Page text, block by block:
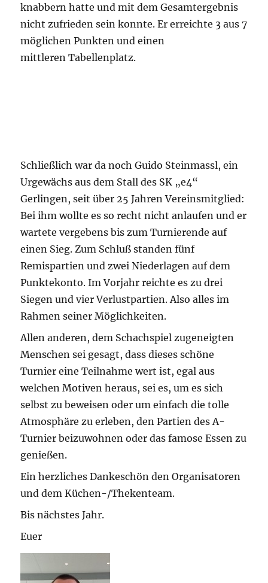
knabbern hatte und mit dem Gesamtergebnis
nicht zufrieden sein konnte. Er erreichte 3 aus 7
möglichen Punkten und einen
mittleren Tabellenplatz.
Schließlich war da noch Guido Steinmassl, ein
Urgewächs aus dem Stall des SK „e4“
Gerlingen, seit über 25 Jahren Vereinsmitglied:
Bei ihm wollte es so recht nicht anlaufen und er
wartete vergebens bis zum Turnierende auf
einen Sieg. Zum Schluß standen fünf
Remispartien und zwei Niederlagen auf dem
Punktekonto. Im Vorjahr reichte es zu drei
Siegen und vier Verlustpartien. Also alles im
Rahmen seiner Möglichkeiten.
Allen anderen, dem Schachspiel zugeneigten
Menschen sei gesagt, dass dieses schöne
Turnier eine Teilnahme wert ist, egal aus
welchen Motiven heraus, sei es, um es sich
selbst zu beweisen oder um einfach die tolle
Atmosphäre zu erleben, den Partien des A-
Turnier beizuwohnen oder das famose Essen zu
genießen.
Ein herzliches Dankeschön den Organisatoren
und dem Küchen-/Thekenteam.
Bis nächstes Jahr.
Euer